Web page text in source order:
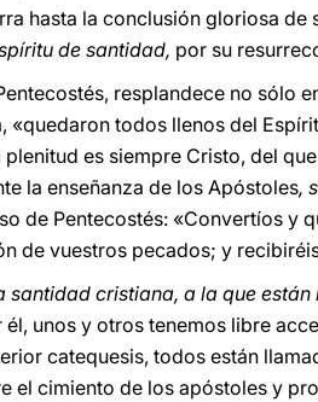
hasta la conclusión gloriosa de
de santidad, por su
resplandece no sólo
«quedaron todos llenos del
plenitud es siempre Cristo, del
la enseñanza de los Apóstoles,
de Pentecostés: «Convertíos y
de vuestros pecados; y
santidad cristiana, a la que
unos y otros tenemos libre
catequesis, todos están
el cimiento de los apóstoles y